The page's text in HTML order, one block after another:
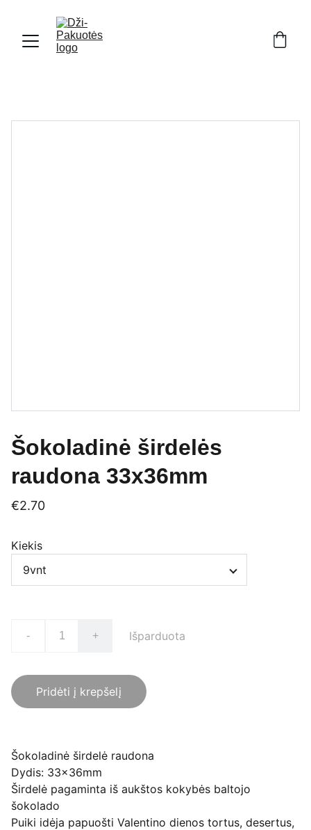
Šokoladinė širdelės
raudona 33x36mm
€2.70
Kiekis
- + Išparduota
Pridėti į krepšelį
Šokoladinė širdelė raudona
Dydis: 33x36mm
Širdelė pagaminta iš aukštos kokybės baltojo
šokolado
Puiki idėja papuošti Valentino dienos tortus, desertus,